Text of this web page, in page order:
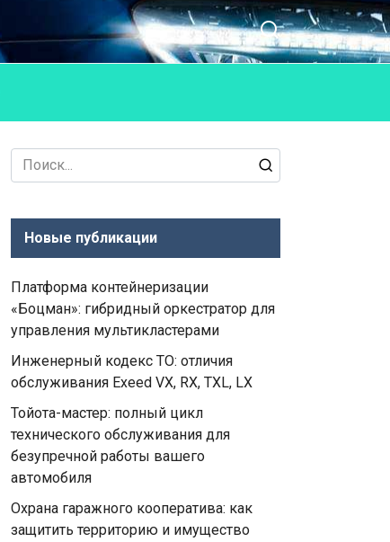
Search
for:
Новые публикации
Платформа контейнеризации
«Боцман»: гибридный оркестратор для
управления мультикластерами
Инженерный кодекс ТО: отличия
обслуживания Exeed VX, RX, TXL, LX
Тойота-мастер: полный цикл
технического обслуживания для
безупречной работы вашего
автомобиля
Охрана гаражного кооператива: как
защитить территорию и имущество